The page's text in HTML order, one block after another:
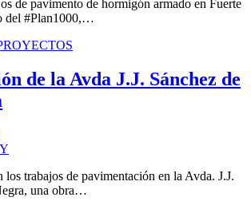
de pavimento de hormigón armado en Fuerte
del #Plan1000,…
de la Avda J.J. Sánchez de
los trabajos de pavimentación en la Avda. J.J.
una obra…